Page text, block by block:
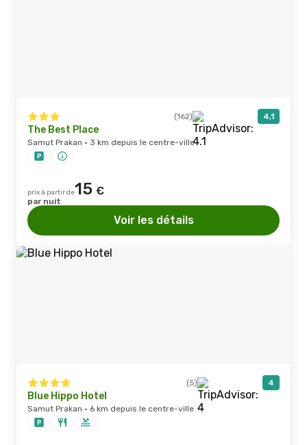
(162) 4,1
The Best Place
Samut Prakan · 3 km depuis le centre-ville
prix à partir de15 €
par nuit
Voir les détails
(5) 4
Blue Hippo Hotel
Samut Prakan · 6 km depuis le centre-ville